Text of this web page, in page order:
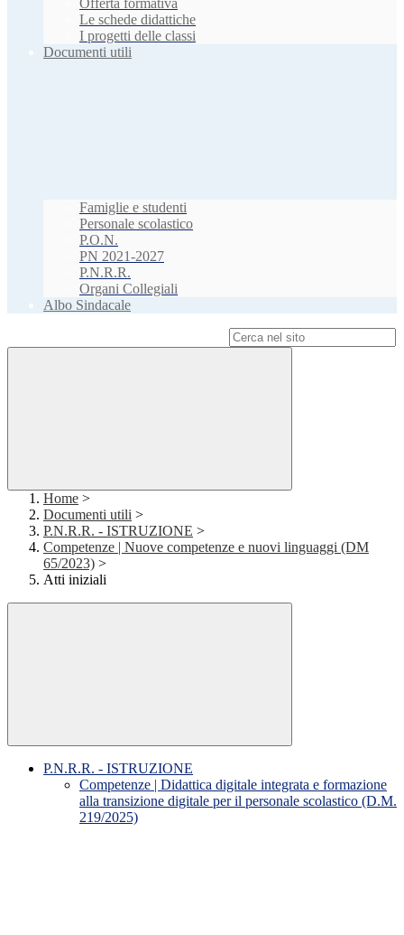
Offerta formativa
Le schede didattiche
I progetti delle classi
Documenti utili
Famiglie e studenti
Personale scolastico
P.O.N.
PN 2021-2027
P.N.R.R.
Organi Collegiali
Albo Sindacale
Home >
Documenti utili >
P.N.R.R. - ISTRUZIONE >
Competenze | Nuove competenze e nuovi linguaggi (DM
65/2023) >
Atti iniziali
P.N.R.R. - ISTRUZIONE
Competenze | Didattica digitale integrata e formazione
alla transizione digitale per il personale scolastico (D.M.
219/2025)